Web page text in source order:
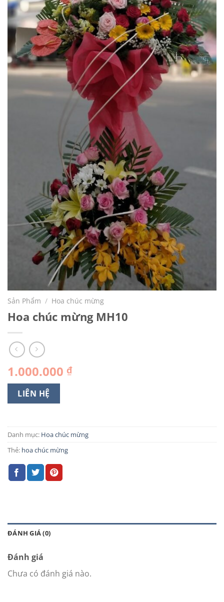
Sản Phẩm / Hoa chúc mừng
Hoa chúc mừng MH10
1.000.000 ₫
LIÊN HỆ
Danh mục: Hoa chúc mừng
Thẻ: hoa chúc mừng
ĐÁNH GIÁ (0)
Đánh giá
Chưa có đánh giá nào.